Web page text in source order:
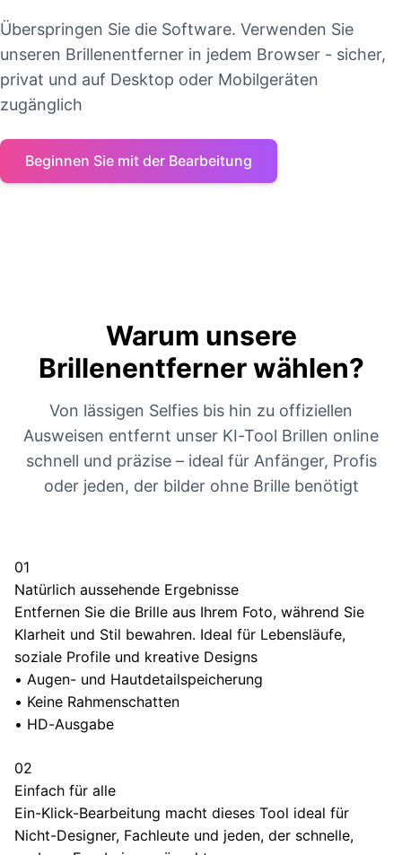
Überspringen Sie die Software. Verwenden Sie
unseren Brillenentferner in jedem Browser - sicher,
privat und auf Desktop oder Mobilgeräten
zugänglich
Beginnen Sie mit der Bearbeitung
Warum unsere
Brillenentferner wählen?
Von lässigen Selfies bis hin zu offiziellen
Ausweisen entfernt unser KI-Tool Brillen online
schnell und präzise – ideal für Anfänger, Profis
oder jeden, der bilder ohne Brille benötigt
01
Natürlich aussehende Ergebnisse
Entfernen Sie die Brille aus Ihrem Foto, während Sie
Klarheit und Stil bewahren. Ideal für Lebensläufe,
soziale Profile und kreative Designs
• Augen- und Hautdetailspeicherung
• Keine Rahmenschatten
• HD-Ausgabe
02
Einfach für alle
Ein-Klick-Bearbeitung macht dieses Tool ideal für
Nicht-Designer, Fachleute und jeden, der schnelle,